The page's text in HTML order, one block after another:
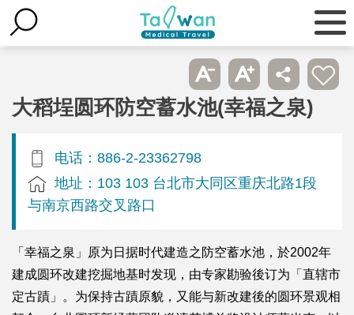
大稻埕圆环防空蓄水池(幸福之泉)
电话：886-2-23362798
地址：103 103 台北市大同区重庆北路1段
与南京西路交叉路口
「幸福之泉」原为日据时代建造之防空蓄水池，於2002年
建成圆环改建挖掘地基时发现，由专家勘验後订为「直辖市
定古蹟」。为保持古蹟原貌，又能与新改建後的圆环景观相